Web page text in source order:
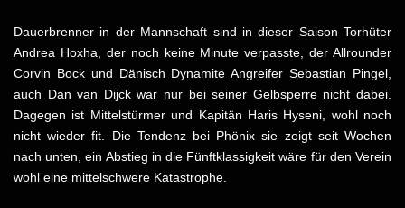
Dauerbrenner in der Mannschaft sind in dieser Saison Torhüter
Andrea Hoxha, der noch keine Minute verpasste, der Allrounder
Corvin Bock und Dänisch Dynamite Angreifer Sebastian Pingel,
auch Dan van Dijck war nur bei seiner Gelbsperre nicht dabei.
Dagegen ist Mittelstürmer und Kapitän Haris Hyseni, wohl noch
nicht wieder fit. Die Tendenz bei Phönix sie zeigt seit Wochen
nach unten, ein Abstieg in die Fünftklassigkeit wäre für den Verein
wohl eine mittelschwere Katastrophe.